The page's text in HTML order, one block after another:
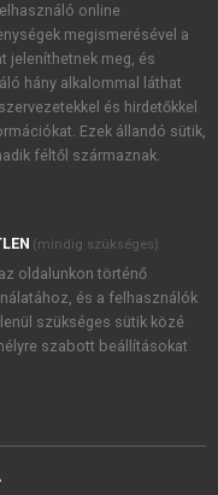
akcióiról.
újdonságairól,
tudomásul
a szotar.netés a
foglaltakat
online
megismerésével a
jeleníthetnek meg, és
hány alkalommal láthat
és hirdetőkkel
Ezek állandó sütik,
féltől származnak.
(mindig szükséges)
oldalunkon történő
és a felhasználók
szükséges sütik közé
szabott beállításokat